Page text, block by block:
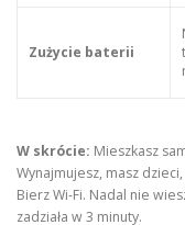
Zużycie baterii
W skrócie: Mieszkasz
Wynajmujesz, masz
Bierz Wi-Fi. Nadal nie
zadziała w 3 minuty.